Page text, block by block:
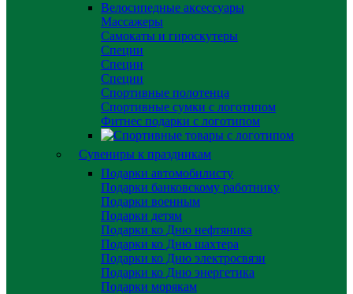
Велосипедные аксессуары
Массажеры
Самокаты и гироскутеры
Специи
Специи
Специи
Спортивные полотенца
Спортивные сумки с логотипом
Фитнес подарки с логотипом
Сувениры к праздникам
Подарки автомобилисту
Подарки банковскому работнику
Подарки военным
Подарки детям
Подарки ко Дню нефтяника
Подарки ко Дню шахтера
Подарки ко Дню электросвязи
Подарки ко Дню энергетика
Подарки морякам